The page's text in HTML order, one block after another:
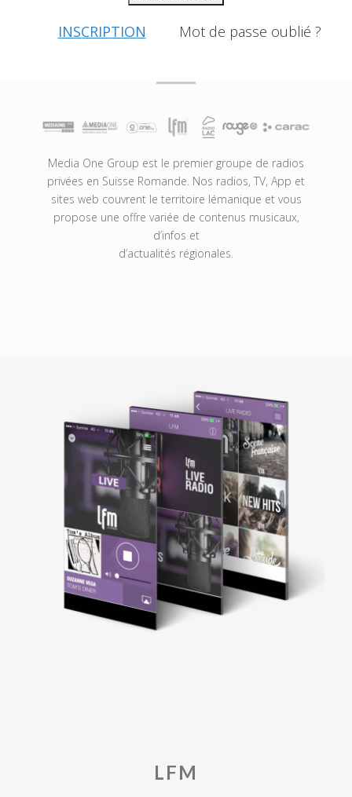
INSCRIPTION Mot de passe oublié ?
Media One Group est le premier groupe de radios
privées en Suisse Romande. Nos radios, TV, App et
sites web couvrent le territoire lémanique et vous
propose une offre variée de contenus musicaux,
d’infos et
d’actualités régionales.
LFM